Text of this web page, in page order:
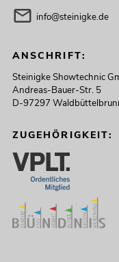
info@steinigke.de
ANSCHRIFT:
Steinigke Showtechnic
Andreas-Bauer-Str. 5
D-97297
ZUGEHÖRIGKEIT: